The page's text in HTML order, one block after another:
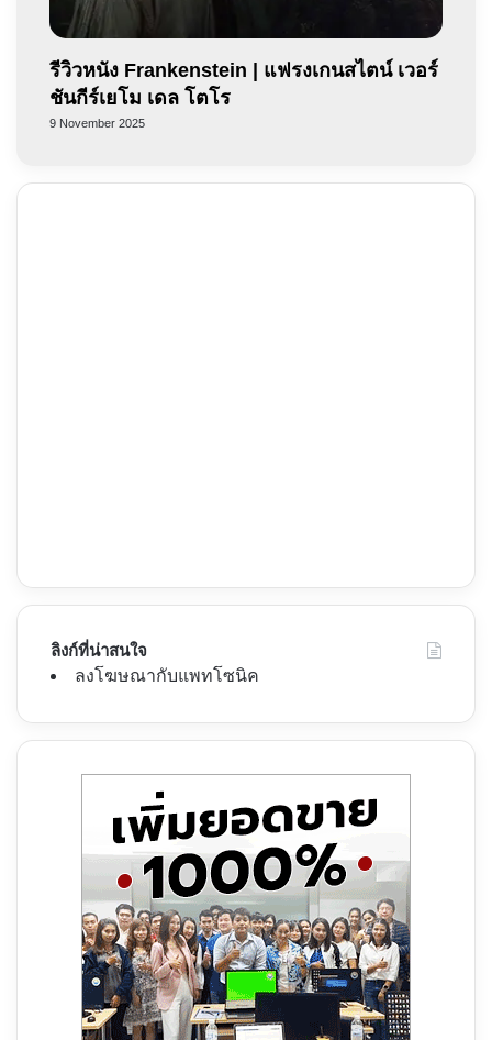
รีวิวหนัง Frankenstein | แฟรงเกนสไตน์ เวอร์
ชันกีร์เยโม เดล โตโร
9 November 2025
ลิงก์ที่น่าสนใจ
ลงโฆษณากับแพทโซนิค